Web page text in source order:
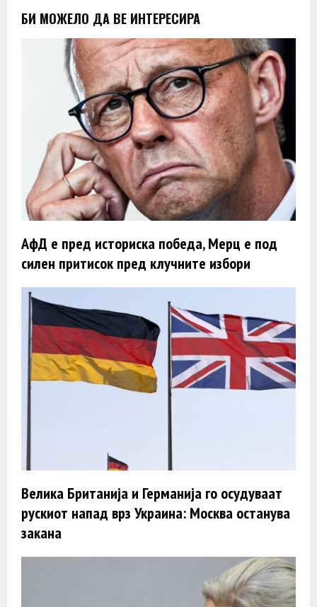
БИ МОЖЕЛО ДА ВЕ ИНТЕРЕСИРА
АфД е пред историска победа, Мерц е под
силен притисок пред клучните избори
Велика Британија и Германија го осудуваат
рускиот напад врз Украина: Москва останува
закана